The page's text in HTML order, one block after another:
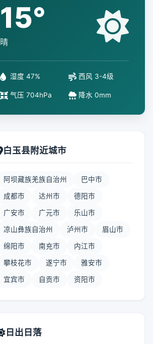
15°
晴
湿度 47% 西风 3-4级
气压 704hPa 降水 0mm
白玉县附近城市
阿坝藏族羌族自治州 巴中市
成都市 达州市 德阳市
广安市 广元市 乐山市
凉山彝族自治州 泸州市 眉山市
绵阳市 南充市 内江市
攀枝花市 遂宁市 雅安市
宜宾市 自贡市 资阳市
日出日落